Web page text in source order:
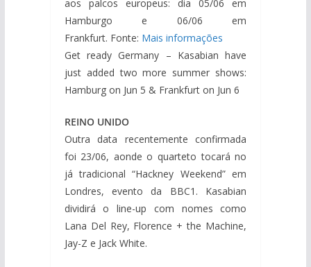
aos palcos europeus: dia 05/06 em
Hamburgo e 06/06 em
Frankfurt. Fonte: Mais informações
Get ready Germany – Kasabian have
just added two more summer shows:
Hamburg on Jun 5 & Frankfurt on Jun 6
REINO UNIDO
Outra data recentemente confirmada
foi 23/06, aonde o quarteto tocará no
já tradicional “Hackney Weekend” em
Londres, evento da BBC1. Kasabian
dividirá o line-up com nomes como
Lana Del Rey, Florence + the Machine,
Jay-Z e Jack White.